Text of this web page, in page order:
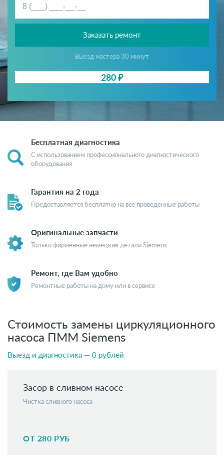
Заказать ремонт
Выезд мастера 30 минут
280 ₽
Бесплатная диагностика
С использованием профессионального диагностического
оборудования
Гарантия на 2 года
Предоставляется бесплатно на все проведенные работы
Оригинальные запчасти
Только фирменные немецкие детали Siemens
Ремонт, где Вам удобно
Ремонтные работы на дому или в сервисе
Стоимость замены циркуляционного
насоса ПММ Siemens
Выезд и диагностика — 0 рублей
Засор в сливном насосе
Чистка сливного насоса
ОТ 280 РУБ